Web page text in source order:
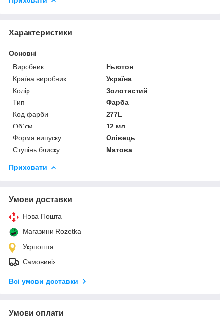
Характеристики
Основні
Виробник
Ньютон
Країна виробник
Україна
Колір
Золотистий
Тип
Фарба
Код фарби
277L
Об`єм
12 мл
Форма випуску
Олівець
Ступінь блиску
Матова
Приховати
Умови доставки
Нова Пошта
Магазини Rozetka
Укрпошта
Самовивіз
Всі умови доставки
Умови оплати